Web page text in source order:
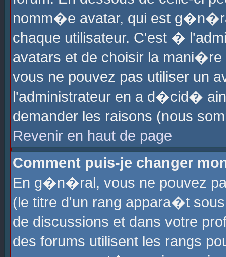
nomm�e avatar, qui est
chaque utilisateur. C'est �
avatars et de choisir la
vous ne pouvez pas utiliser un
l'administrateur en a d�cid�
demander les raisons (nous
Revenir en haut de page
Comment puis-je changer
En g�n�ral, vous ne pouvez
(le titre d'un rang appara�t
de discussions et dans votre
des forums utilisent les rangs